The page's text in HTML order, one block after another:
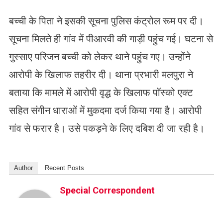
बच्ची के पिता ने इसकी सूचना पुलिस कंट्रोल रूम पर दी।
सूचना मिलते ही गांव में पीआरवी की गाड़ी पहुंच गई। घटना से
गुस्साए परिजन बच्ची को लेकर थाने पहुंच गए। उन्होंने
आरोपी के खिलाफ तहरीर दी। थाना प्रभारी मलपुरा ने
बताया कि मामले में आरोपी वृद्ध के खिलाफ पॉस्को एक्ट
सहित संगीन धाराओं में मुकदमा दर्ज किया गया है। आरोपी
गांव से फरार है। उसे पकड़ने के लिए दबिश दी जा रही है।
Author Recent Posts
Special Correspondent